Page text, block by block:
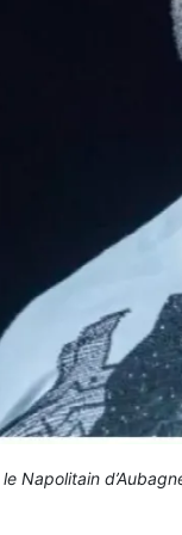
Napolitain